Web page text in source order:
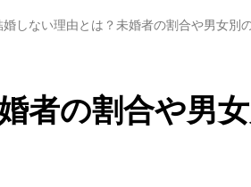
婚しない理由とは？未婚者の割合や男女別
者の割合や男